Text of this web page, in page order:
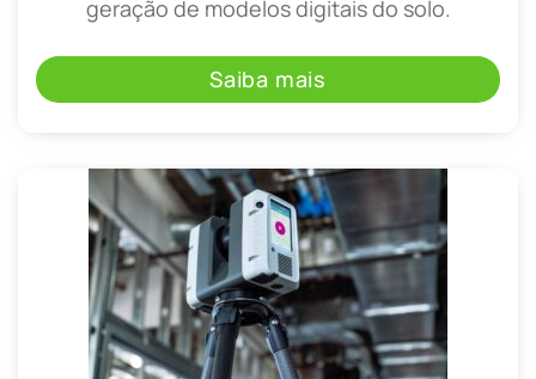
geração de modelos digitais do solo.
Saiba mais